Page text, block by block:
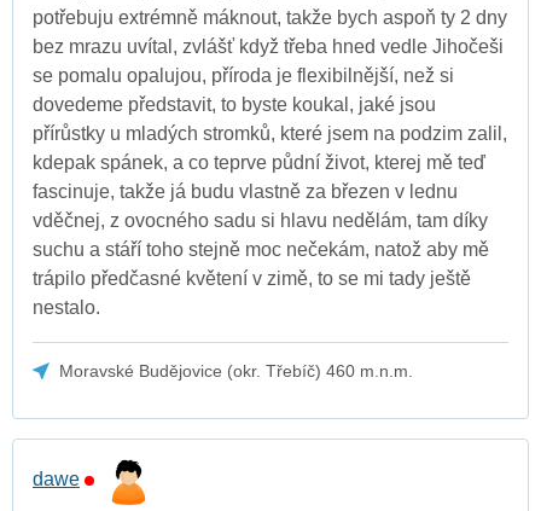
potřebuju extrémně máknout, takže bych aspoň ty 2 dny
bez mrazu uvítal, zvlášť když třeba hned vedle Jihočeši
se pomalu opalujou, příroda je flexibilnější, než si
dovedeme představit, to byste koukal, jaké jsou
přírůstky u mladých stromků, které jsem na podzim zalil,
kdepak spánek, a co teprve půdní život, kterej mě teď
fascinuje, takže já budu vlastně za březen v lednu
vděčnej, z ovocného sadu si hlavu nedělám, tam díky
suchu a stáří toho stejně moc nečekám, natož aby mě
trápilo předčasné květení v zimě, to se mi tady ještě
nestalo.
Moravské Budějovice (okr. Třebíč) 460 m.n.m.
dawe